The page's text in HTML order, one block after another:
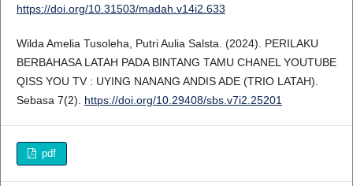
https://doi.org/10.31503/madah.v14i2.633
Wilda Amelia Tusoleha, Putri Aulia Salsta. (2024). PERILAKU
BERBAHASA LATAH PADA BINTANG TAMU CHANEL YOUTUBE
QISS YOU TV : UYING NANANG ANDIS ADE (TRIO LATAH).
Sebasa 7(2). https://doi.org/10.29408/sbs.v7i2.25201
pdf